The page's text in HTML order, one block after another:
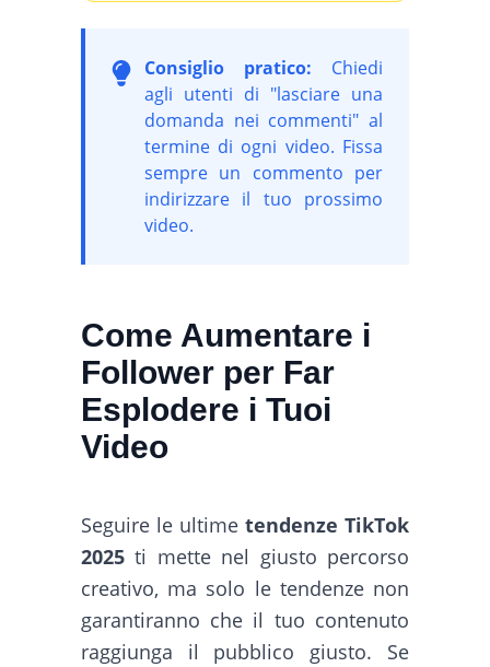
Consiglio pratico: Chiedi
agli utenti di "lasciare una
domanda nei commenti" al
termine di ogni video. Fissa
sempre un commento per
indirizzare il tuo prossimo
video.
Come Aumentare i
Follower per Far
Esplodere i Tuoi
Video
Seguire le ultimetendenze TikTok
2025ti mette nel giusto percorso
creativo, ma solo le tendenze non
garantiranno che il tuo contenuto
raggiunga il pubblico giusto. Se